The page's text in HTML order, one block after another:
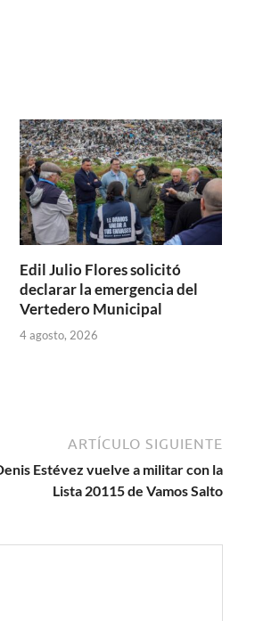
Edil Julio Flores solicitó
declarar la emergencia del
Vertedero Municipal
4 agosto, 2026
ARTÍCULO SIGUIENTE
Estévez vuelve a militar con la
Lista 20115 de Vamos Salto